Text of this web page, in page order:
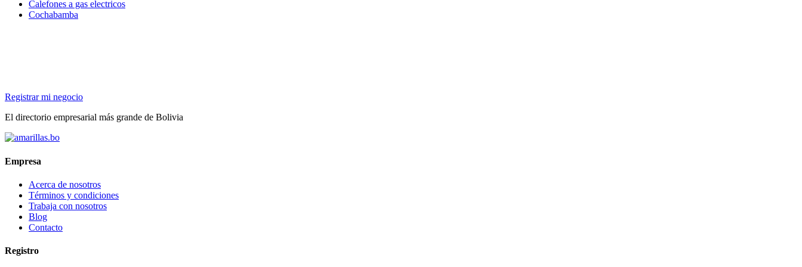
Calefones a gas electricos
Cochabamba
Registrar mi negocio
El directorio empresarial más grande de Bolivia
Empresa
Acerca de nosotros
Términos y condiciones
Trabaja con nosotros
Blog
Contacto
Registro